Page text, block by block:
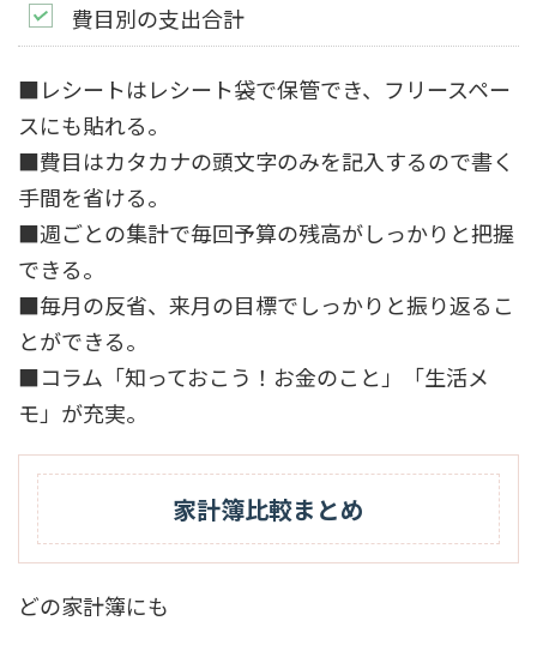
費目別の支出合計
■レシートはレシート袋で保管でき、フリースペー
スにも貼れる。
■費目はカタカナの頭文字のみを記入するので書く
手間を省ける。
■週ごとの集計で毎回予算の残高がしっかりと把握
できる。
■毎月の反省、来月の目標でしっかりと振り返るこ
とができる。
■コラム「知っておこう！お金のこと」「生活メ
モ」が充実。
家計簿比較まとめ
どの家計簿にも